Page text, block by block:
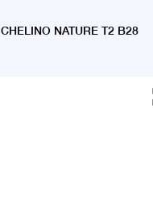
CHELINO NATURE T2 B28